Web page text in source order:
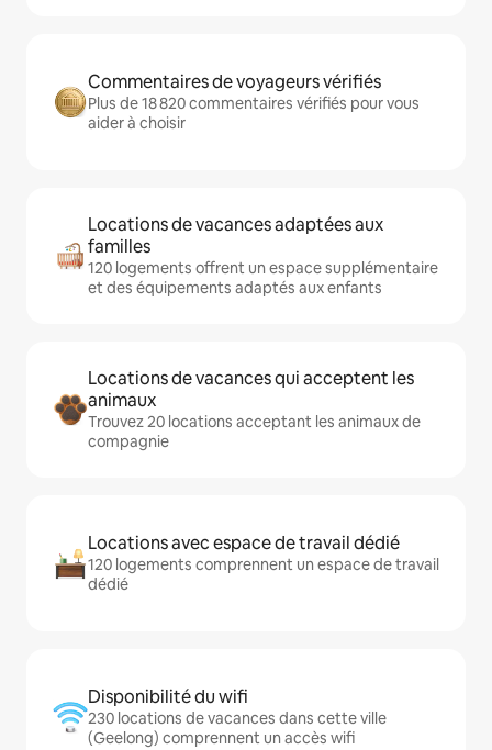
Commentaires de voyageurs vérifiés
Plus de 18 820 commentaires vérifiés pour vous
aider à choisir
Locations de vacances adaptées aux
familles
120 logements offrent un espace supplémentaire
et des équipements adaptés aux enfants
Locations de vacances qui acceptent les
animaux
Trouvez 20 locations acceptant les animaux de
compagnie
Locations avec espace de travail dédié
120 logements comprennent un espace de travail
dédié
Disponibilité du wifi
230 locations de vacances dans cette ville
(Geelong) comprennent un accès wifi